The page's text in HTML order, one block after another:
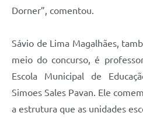
Dorner”, comentou.
Sávio de Lima Magalhães,
meio do concurso, é
Escola Municipal de
Simoes Sales Pavan. Ele
a estrutura que as unidades